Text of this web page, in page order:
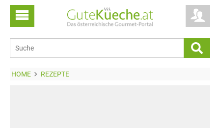
HOME REZEPTE